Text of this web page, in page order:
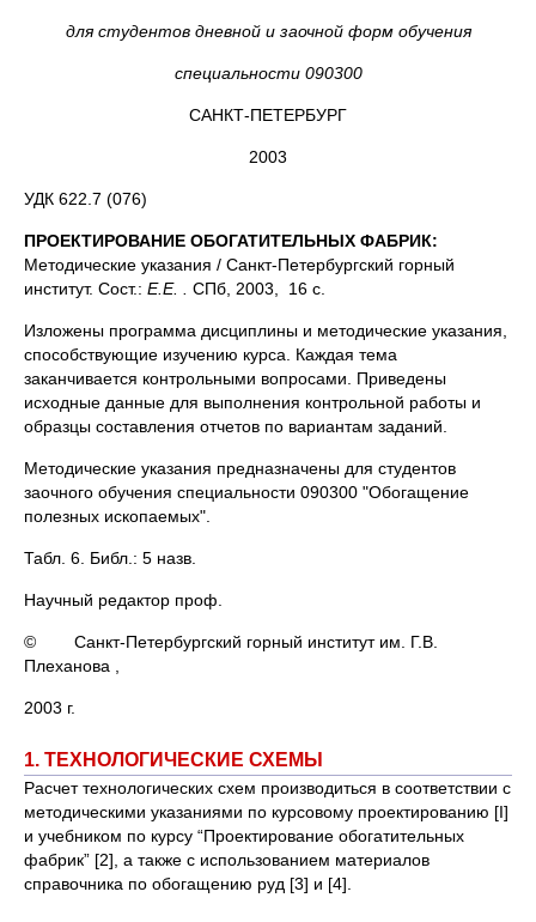
для студентов дневной и заочной форм обучения
специальности 090300
САНКТ-ПЕТЕРБУРГ
2003
УДК 622.7 (076)
ПРОЕКТИРОВАНИЕ ОБОГАТИТЕЛЬНЫХ ФАБРИК:
Методические указания / Санкт-Петербургский горный
институт. Сост.: Е.Е. . СПб, 2003, 16 с.
Изложены программа дисциплины и методические указания,
способствующие изучению курса. Каждая тема
заканчивается контрольными вопросами. Приведены
исходные данные для выполнения контрольной работы и
образцы составления отчетов по вариантам заданий.
Методические указания предназначены для студентов
заочного обучения специальности 090300 "Обогащение
полезных ископаемых".
Табл. 6. Библ.: 5 назв.
Научный редактор проф.
© Санкт-Петербургский горный институт им. Г.В.
Плеханова ,
2003 г.
1. ТЕХНОЛОГИЧЕСКИЕ СХЕМЫ
Расчет технологических схем производиться в соответствии с
методическими указаниями по курсовому проектированию [I]
и учебником по курсу “Проектирование обогатительных
фабрик” [2], а также с использованием материалов
справочника по обогащению руд [3] и [4].